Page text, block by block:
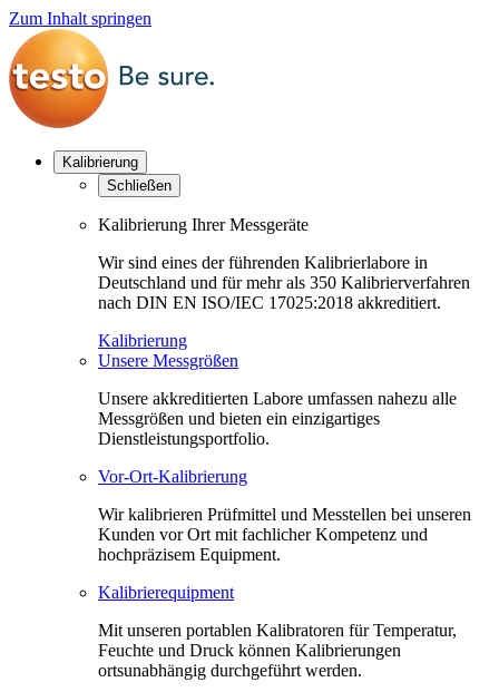
Zum Inhalt springen
Kalibrierung
Schließen
Kalibrierung Ihrer Messgeräte
Wir sind eines der führenden Kalibrierlabore in
Deutschland und für mehr als 350 Kalibrierverfahren
nach DIN EN ISO/IEC 17025:2018 akkreditiert.
Kalibrierung
Unsere Messgrößen
Unsere akkreditierten Labore umfassen nahezu alle
Messgrößen und bieten ein einzigartiges
Dienstleistungsportfolio.
Vor-Ort-Kalibrierung
Wir kalibrieren Prüfmittel und Messtellen bei unseren
Kunden vor Ort mit fachlicher Kompetenz und
hochpräzisem Equipment.
Kalibrierequipment
Mit unseren portablen Kalibratoren für Temperatur,
Feuchte und Druck können Kalibrierungen
ortsunabhängig durchgeführt werden.